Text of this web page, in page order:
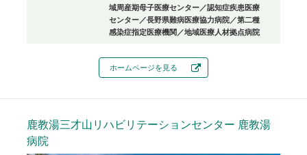
域周産期母子医療センター／認知症疾患医療
センター／長野県難病医療協力病院／第二種
感染症指定医療機関／地域医療人材拠点病院
ホームページを見る
鹿教湯三才山リハビリテーションセンター 鹿教湯
病院